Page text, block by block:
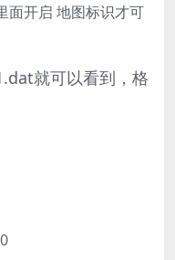
面开启 地图标识才可
就可以看到，格